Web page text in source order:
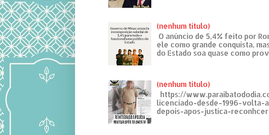
(nenhum título)
O anúncio de 5,4% feito por
ele como grande conquista,
do Estado soa quase como
(nenhum título)
https://
licenciado-desde-1996-volta-
depois-apos-justica-